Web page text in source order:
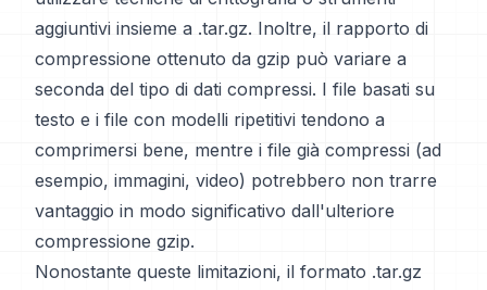
aggiuntivi insieme a .tar.gz. Inoltre, il rapporto di
compressione ottenuto da gzip può variare a
seconda del tipo di dati compressi. I file basati su
testo e i file con modelli ripetitivi tendono a
comprimersi bene, mentre i file già compressi (ad
esempio, immagini, video) potrebbero non trarre
vantaggio in modo significativo dall'ulteriore
compressione gzip.
Nonostante queste limitazioni, il formato .tar.gz